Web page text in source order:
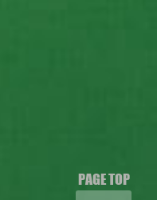
PAGE TOP